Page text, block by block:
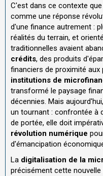
C'est dans ce contexte
comme une réponse
d'une finance autrement :
réalités du terrain, et
traditionnelles avaient
crédits, des produits
financiers de proximité
institutions de
transformé le paysage
décennies. Mais
un tournant : confrontée à
de portée, elle doit
révolution numérique
d'émancipation
La digitalisation de la
précisément cette